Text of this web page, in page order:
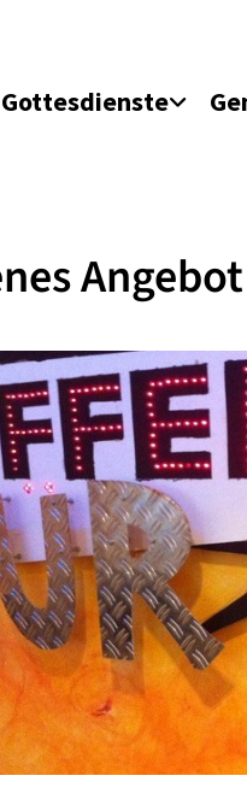
Gottesdienste
Angebot